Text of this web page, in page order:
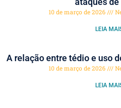
10 de março de 2026
LEIA
A relação entre tédio e uso
10 de março de 2026
LEIA